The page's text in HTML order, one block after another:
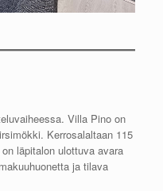
Villa Pino on
Kerrosalaltaan 115
läpitalon ulottuva avara
ja tilava